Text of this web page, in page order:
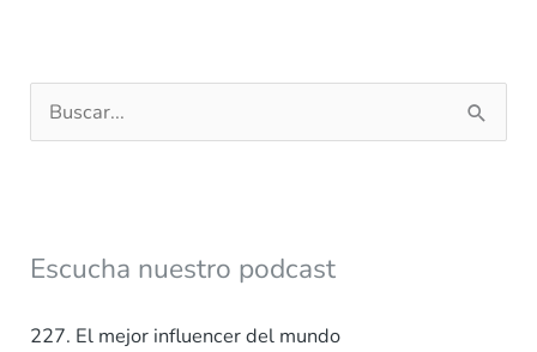
u
a
p
Escucha nuestro podcast
227. El mejor influencer del mundo